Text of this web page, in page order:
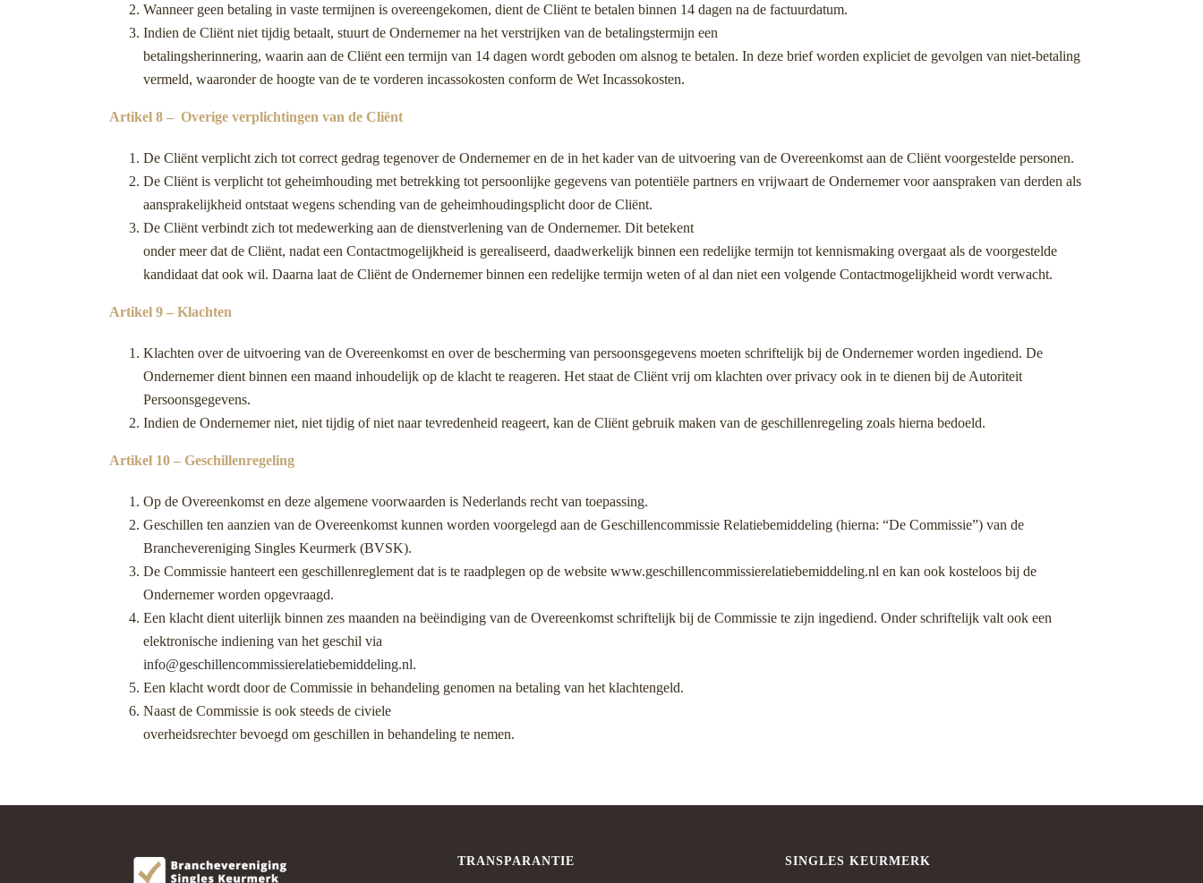
Wanneer geen betaling in vaste termijnen is overeengekomen, dient de Cliënt te betalen binnen 14 dagen na de factuurdatum.
Indien de Cliënt niet tijdig betaalt, stuurt de Ondernemer na het verstrijken van de betalingstermijn een
betalingsherinnering, waarin aan de Cliënt een termijn van 14 dagen wordt geboden om alsnog te betalen. In deze brief worden expliciet de gevolgen van niet-betaling
vermeld, waaronder de hoogte van de te vorderen incassokosten conform de Wet Incassokosten.
Artikel 8 – Overige verplichtingen van de Cliënt
De Cliënt verplicht zich tot correct gedrag tegenover de Ondernemer en de in het kader van de uitvoering van de Overeenkomst aan de Cliënt voorgestelde personen.
De Cliënt is verplicht tot geheimhouding met betrekking tot persoonlijke gegevens van potentiële partners en vrijwaart de Ondernemer voor aanspraken van derden als
aansprakelijkheid ontstaat wegens schending van de geheimhoudingsplicht door de Cliënt.
De Cliënt verbindt zich tot medewerking aan de dienstverlening van de Ondernemer. Dit betekent
onder meer dat de Cliënt, nadat een Contactmogelijkheid is gerealiseerd, daadwerkelijk binnen een redelijke termijn tot kennismaking overgaat als de voorgestelde
kandidaat dat ook wil. Daarna laat de Cliënt de Ondernemer binnen een redelijke termijn weten of al dan niet een volgende Contactmogelijkheid wordt verwacht.
Artikel 9 – Klachten
Klachten over de uitvoering van de Overeenkomst en over de bescherming van persoonsgegevens moeten schriftelijk bij de Ondernemer worden ingediend. De
Ondernemer dient binnen een maand inhoudelijk op de klacht te reageren. Het staat de Cliënt vrij om klachten over privacy ook in te dienen bij de Autoriteit
Persoonsgegevens.
Indien de Ondernemer niet, niet tijdig of niet naar tevredenheid reageert, kan de Cliënt gebruik maken van de geschillenregeling zoals hierna bedoeld.
Artikel 10 – Geschillenregeling
Op de Overeenkomst en deze algemene voorwaarden is Nederlands recht van toepassing.
Geschillen ten aanzien van de Overeenkomst kunnen worden voorgelegd aan de Geschillencommissie Relatiebemiddeling (hierna: “De Commissie”) van de
Branchevereniging Singles Keurmerk (BVSK).
De Commissie hanteert een geschillenreglement dat is te raadplegen op de website www.geschillencommissierelatiebemiddeling.nl en kan ook kosteloos bij de
Ondernemer worden opgevraagd.
Een klacht dient uiterlijk binnen zes maanden na beëindiging van de Overeenkomst schriftelijk bij de Commissie te zijn ingediend. Onder schriftelijk valt ook een
elektronische indiening van het geschil via
info@geschillencommissierelatiebemiddeling.nl.
Een klacht wordt door de Commissie in behandeling genomen na betaling van het klachtengeld.
Naast de Commissie is ook steeds de civiele
overheidsrechter bevoegd om geschillen in behandeling te nemen.
TRANSPARANTIE SINGLES KEURMERK